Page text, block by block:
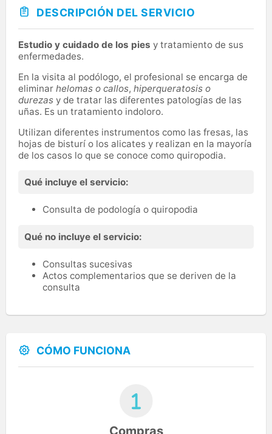
médico posible a quienes ponen su confianza en
nosotros, garantizando un trato cercano y único para
cada paciente.
La Clínica Madrid Castellana, una moderna clínica
Madrid, está equipada con la tecnología más avanzada.
Nos dedicamos a mejorar constantemente nuestros
servicios para ofrecer a los pacientes una atención
sanitaria excepcional y un trato humano de calidad.
Contamos con el mejor cuadro médico para cada una de
nuestras 27 especialidades y ofrecemos una amplia
cartera de servicios para atender todas las necesidades
DESCRIPCIÓN DEL SERVICIO
Estudio y cuidado de los pies y tratamiento de sus
enfermedades.
En la visita al podólogo, el profesional se encarga de
eliminar helomas o callos, hiperqueratosis o
durezas y de tratar las diferentes patologías de las
uñas. Es un tratamiento indoloro.
Utilizan diferentes instrumentos como las fresas, las
hojas de bisturí o los alicates y realizan en la mayoría
de los casos lo que se conoce como quiropodia.
Qué incluye el servicio:
Consulta de podología o quiropodia
Qué no incluye el servicio:
Consultas sucesivas
Actos complementarios que se deriven de la
consulta
CÓMO FUNCIONA
Compras